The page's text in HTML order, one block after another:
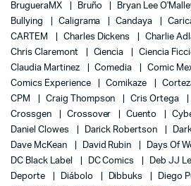
BrugueraMX
Bruño Bryan Lee
Bullying
Caligrama Candaya
CARTEM
Charles Dickens Charlie
Chris Claremont
Ciencia Ciencia
Claudia Martinez
Comedia
Comic
Comics Experience
Comikaze
CPM
Craig Thompson Cris Ortega
Crossgen
Crossover Cuento
Daniel Clowes
Darick Robertson
Dave McKean
David Rubin
Days Of
DC Black Label
DC Comics Deb JJ
Deporte
Diábolo Dibbuks Diego